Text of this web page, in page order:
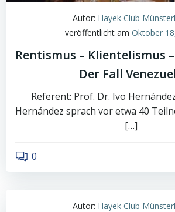
Autor: Hayek Club
veröffentlicht am Oktober
Rentismus – Klientelismus
Der Fall
Referent: Prof. Dr. Ivo
Hernández sprach vor etwa 40
[…]
0
Autor: Hayek Club